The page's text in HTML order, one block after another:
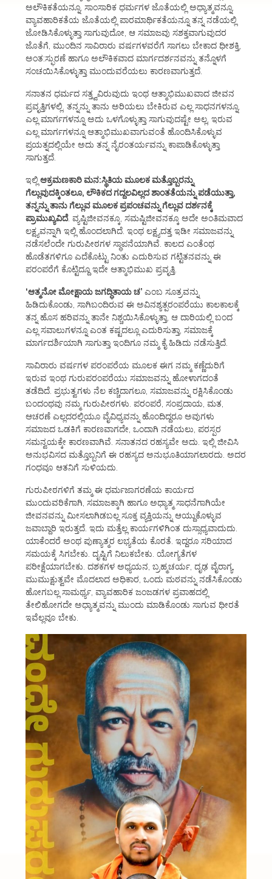
ಅಲೌಕಿಕತೆಯನ್ನೂ, ಸಾಂಸಾರಿಕ ಧರ್ಮಗಳ ಜೊತೆಯಲ್ಲಿ ಅಧ್ಯಾತ್ಮವನ್ನೂ,
ವ್ಯಾವಹಾರಿಕತೆಯ ಜೊತೆಯಲ್ಲಿ ಪಾರಮಾರ್ಥಿಕತೆಯನ್ನೂ ತನ್ನ ನಡೆಯಲ್ಲಿ
ಜೋಡಿಸಿಕೊಳ್ಳುತ್ತಾ ಸಾಗುವುದೋ, ಆ ಸಮಾಜವು ಸಶಕ್ತವಾಗುವುದರ
ಜೊತೆಗೆ, ಮುಂದಿನ ಸಾವಿರಾರು ವರ್ಷಗಳವರೆಗೆ ಸಾಗಲು ಬೇಕಾದ ಧೀಶಕ್ತಿ,
ಅಂತ:ಸ್ಫುರಣೆ ಹಾಗೂ ಅಲೌಕಿಕವಾದ ಮಾರ್ಗದರ್ಶನವನ್ನು ತನ್ನೊಳಗೆ
ಸಂಚಯಿಸಿಕೊಳ್ಳುತ್ತಾ ಮುಂದುವರೆಯಲು ಕಾರಣವಾಗುತ್ತದೆ.
ಸನಾತನ ಧರ್ಮದ ಸತ್ತ್ವವಿರುವುದು ಇಂಥ ಆತ್ಮಾಭಿಮುಖವಾದ ಜೀವನ
ಪ್ರವೃತ್ತಿಗಳಲ್ಲಿ. ತನ್ನನ್ನು ತಾನು ಅರಿಯಲು ಬೇಕಿರುವ ಎಲ್ಲ ಸಾಧನಗಳನ್ನೂ,
ಎಲ್ಲ ಮಾರ್ಗಗಳನ್ನೂ ಅದು ಒಳಗೊಳ್ಳುತ್ತಾ ಸಾಗುವುದಷ್ಟೇ ಅಲ್ಲ, ಇರುವ
ಎಲ್ಲ ಮಾರ್ಗಗಳನ್ನೂ ಆತ್ಮಾಭಿಮುಖವಾಗುವಂತೆ ಹೊಂದಿಸಿಕೊಳ್ಳುವ
ಪ್ರಯತ್ನದಲ್ಲಿಯೇ ಅದು ತನ್ನ ನೈರಂತರ್ಯವನ್ನು ಕಾಪಾಡಿಕೊಳ್ಳುತ್ತಾ
ಸಾಗುತ್ತದೆ.
ಇಲ್ಲಿ ಆಕ್ರಮಣಕಾರಿ ಮನ:ಸ್ಥಿತಿಯ ಮೂಲಕ ಮತ್ತೊಬ್ಬರನ್ನು
ಗೆಲ್ಲುವುದಕ್ಕಿಂತಲೂ, ಲೌಕಿಕದ ಗದ್ದಲವಿಲ್ಲದ ಶಾಂತತೆಯನ್ನು ಪಡೆಯುತ್ತಾ,
ತನ್ನನ್ನು ತಾನು ಗೆಲ್ಲುವ ಮೂಲಕ ಪ್ರಪಂಚವನ್ನು ಗೆಲ್ಲುವ ದರ್ಶನಕ್ಕೆ
ಪ್ರಾಮುಖ್ಯವಿದೆ. ವ್ಯಷ್ಟಿಜೀವನಕ್ಕೂ, ಸಮಷ್ಟಿಜೀವನಕ್ಕೂ ಅದೇ ಅಂತಿಮವಾದ
ಲಕ್ಷ್ಯವನ್ನಾಗಿ ಇಲ್ಲಿ ಹೊಂದಲಾಗಿದೆ. ಇಂಥ ಲಕ್ಷ್ಯದತ್ತ ಇಡೀ ಸಮಾಜವನ್ನು
ನಡೆಸಲೆಂದೇ ಗುರುಪೀಠಗಳ ಸ್ಥಾಪನೆಯಾಗಿವೆ. ಕಾಲದ ಎಂತೆಂಥ
ಹೊಡೆತಗಳಿಗೂ ಎದೆಕೊಟ್ಟು ನಿಂತು ಎದುರಿಸುವ ಗಟ್ಟಿತನವನ್ನು ಈ
ಪರಂಪರೆಗೆ ಕೊಟ್ಟಿದ್ದೂ ಇದೇ ಆತ್ಮಾಭಿಮುಖ ಪ್ರವೃತ್ತಿ.
‘ಆತ್ಮನೋ ಮೋಕ್ಷಾಯ ಜಗದ್ಧಿತಾಯ ಚ’ಎಂಬ ಸೂತ್ರವನ್ನು
ಹಿಡಿದುಕೊಂಡು, ಸಾಗಿಬಂದಿರುವ ಈ ಅವಿನಶ್ಯತ್ಪರಂಪರೆಯು ಕಾಲಕಾಲಕ್ಕೆ
ತನ್ನ ಹೊಸ ಹರಿವನ್ನು ತಾನೇ ನಿಶ್ಚಯಿಸಿಕೊಳ್ಳುತ್ತಾ, ಆ ದಾರಿಯಲ್ಲಿ ಬಂದ
ಎಲ್ಲ ಸವಾಲುಗಳನ್ನೂ ಎಂತ ಕಷ್ಟದಲ್ಲೂ ಎದುರಿಸುತ್ತಾ, ಸಮಾಜಕ್ಕೆ
ಮಾರ್ಗದರ್ಶಿಯಾಗಿ ಸಾಗುತ್ತಾ ಇಂದಿಗೂ ನಮ್ಮ ಕೈ ಹಿಡಿದು ನಡೆಸುತ್ತಿದೆ.
ಸಾವಿರಾರು ವರ್ಷಗಳ ಪರಂಪರೆಯ ಮೂಲಕ ಈಗ ನಮ್ಮ ಕಣ್ಣೆದುರಿಗೆ
ಇರುವ ಇಂಥ ಗುರುಪರಂಪರೆಯು ಸಮಾಜವನ್ನು ಹೋಳಾಗದಂತೆ
ತಡೆದಿದೆ. ಪ್ರಭುತ್ವಗಳು ನೆಲ ಕಚ್ಚಿದಾಗಲೂ, ಸಮಾಜವನ್ನು ರಕ್ಷಿಸಿಕೊಂಡು
ಬಂದಂಥವು ನಮ್ಮ ಗುರುಪೀಠಗಳು. ಪರಂಪರೆ, ಸಂಪ್ರದಾಯ, ಮತ,
ಆಚರಣೆ ಎಲ್ಲದರಲ್ಲಿಯೂ ವೈವಿಧ್ಯವನ್ನು ಹೊಂದಿದ್ದರೂ ಅವುಗಳು
ಸಮಾಜದ ಒಡಕಿಗೆ ಕಾರಣವಾಗದೇ, ಒಂದಾಗಿ ನಡೆಯಲು, ಪರಸ್ಪರ
ಸಮನ್ವಯಕ್ಕೇ ಕಾರಣವಾಗಿವೆ. ಸನಾತನದ ರಹಸ್ಯವೇ ಅದು. ಇಲ್ಲಿ ಜೀವಿಸಿ
ಅನುಭವಿಸದ ಮತ್ತೊಬ್ಬನಿಗೆ ಈ ರಹಸ್ಯದ ಅನುಭೂತಿಯಾಗಲಾರದು. ಅದರ
ಗಂಧವೂ ಆತನಿಗೆ ಸುಳಿಯದು.
ಗುರುಪೀಠಗಳಿಗೆ ತಮ್ಮ ಈ ಧರ್ಮಜಾಗರಣೆಯ ಕಾರ್ಯದ
ಮುಂದುವರಿಕೆಗಾಗಿ, ಸಮಾಜಕ್ಕಾಗಿ ಹಾಗೂ ಅಧ್ಯಾತ್ಮ ಸಾಧನೆಗಾಗಿಯೇ
ಜೀವನವನ್ನು ಮೀಸಲಾಗಿಡಬಲ್ಲ ಸೂಕ್ತ ವ್ಯಕ್ತಿಯನ್ನು ಆಯ್ದುಕೊಳ್ಳುವ
ಜವಾಬ್ದಾರಿ ಇರುತ್ತದೆ. ಇದು ಮತ್ತೆಲ್ಲ ಕಾರ್ಯಗಳಿಗಿಂತ ದುಸ್ಸಾಧ್ಯವಾದುದು.
ಯಾಕೆಂದರೆ ಅಂಥ ಪುಣ್ಯಾತ್ಮರ ಲಭ್ಯತೆಯ ಕೊರತೆ. ಇದ್ದರೂ ಸರಿಯಾದ
ಸಮಯಕ್ಕೆ ಸಿಗಬೇಕು. ದೃಷ್ಟಿಗೆ ನಿಲುಕಬೇಕು. ಯೋಗ್ಯತೆಗಳ
ಪರೀಕ್ಷೆಯಾಗಬೇಕು. ದಶಕಗಳ ಅಧ್ಯಯನ, ಬ್ರಹ್ಮಚರ್ಯ, ದೃಢ ವೈರಾಗ್ಯ,
ಮುಮುಕ್ಷುತ್ವವೇ ಮೊದಲಾದ ಅಧಿಕಾರ, ಒಂದು ಮಠವನ್ನು ನಡೆಸಿಕೊಂಡು
ಹೋಗಬಲ್ಲ ಸಾಮರ್ಥ್ಯ, ವ್ಯಾವಹಾರಿಕ ಜಂಜಡಗಳ ಪ್ರವಾಹದಲ್ಲಿ
ತೇಲಿಹೋಗದೇ ಅಧ್ಯಾತ್ಮವನ್ನು ಮುಂದು ಮಾಡಿಕೊಂಡು ಸಾಗುವ ಧೀರತೆ
ಇವೆಲ್ಲವೂ ಬೇಕು.